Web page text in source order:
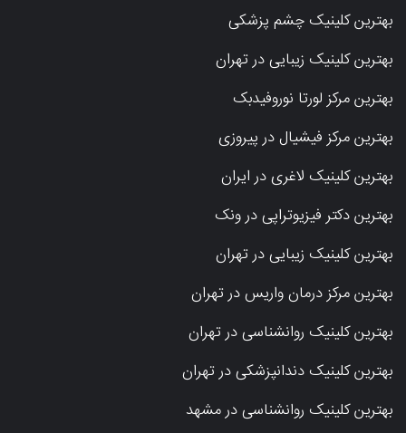
بهترین کلینیک چشم پزشکی
بهترین کلینیک زیبایی در تهران
بهترین مرکز لورتا نوروفیدبک
بهترین مرکز فیشیال در پیروزی
بهترین کلینیک لاغری در ایران
بهترین دکتر فیزیوتراپی در ونک
بهترین کلینیک زیبایی در تهران
بهترین مرکز درمان واریس در تهران
بهترین کلینیک روانشناسی در تهران
بهترین کلینیک دندانپزشکی در تهران
بهترین کلینیک روانشناسی در مشهد